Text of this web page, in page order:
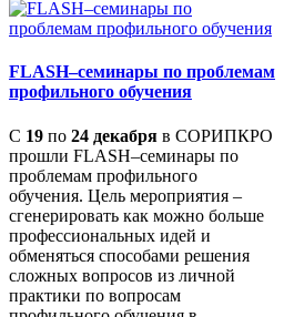
FLASH–семинары по проблемам
профильного обучения
С 19 по 24 декабря в СОРИПКРО
прошли FLASH–семинары по
проблемам профильного
обучения. Цель мероприятия –
сгенерировать как можно больше
профессиональных идей и
обменяться способами решения
сложных вопросов из личной
практики по вопросам